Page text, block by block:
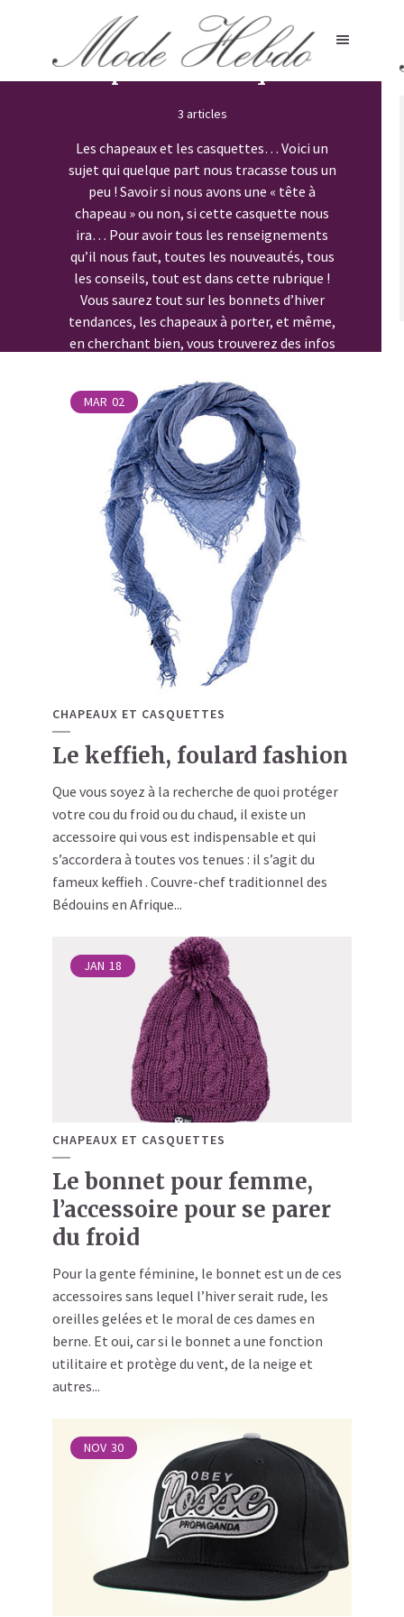
Chapeaux et Casquettes
3 articles
Les chapeaux et les casquettes… Voici un
sujet qui quelque part nous tracasse tous un
peu ! Savoir si nous avons une « tête à
chapeau » ou non, si cette casquette nous
ira… Pour avoir tous les renseignements
qu’il nous faut, toutes les nouveautés, tous
les conseils, tout est dans cette rubrique !
Vous saurez tout sur les bonnets d’hiver
tendances, les chapeaux à porter, et même,
en cherchant bien, vous trouverez des infos
MAR 02
CHAPEAUX ET CASQUETTES
Le keffieh, foulard fashion
Que vous soyez à la recherche de quoi protéger
votre cou du froid ou du chaud, il existe un
accessoire qui vous est indispensable et qui
s’accordera à toutes vos tenues : il s’agit du
fameux keffieh . Couvre-chef traditionnel des
Bédouins en Afrique...
JAN 18
CHAPEAUX ET CASQUETTES
Le bonnet pour femme,
l’accessoire pour se parer
du froid
Pour la gente féminine, le bonnet est un de ces
accessoires sans lequel l’hiver serait rude, les
oreilles gelées et le moral de ces dames en
berne. Et oui, car si le bonnet a une fonction
utilitaire et protège du vent, de la neige et
autres...
NOV 30